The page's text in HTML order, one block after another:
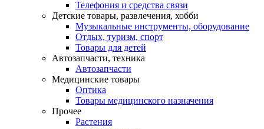
Телефония и средства связи
Детские товары, развлечения, хобби
Музыкальные инструменты, оборудование
Отдых, туризм, спорт
Товары для детей
Автозапчасти, техника
Автозапчасти
Медицинские товары
Оптика
Товары медицинского назначения
Прочее
Растения